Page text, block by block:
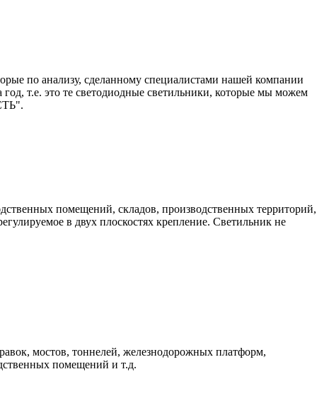
по анализу, сделанному специалистами нашей компании
т.е. это те светодиодные светильники, которые мы можем
помещений, складов, производственных территорий,
в двух плоскостях крепление. Светильник не
мостов, тоннелей, железнодорожных платформ,
помещений и т.д.